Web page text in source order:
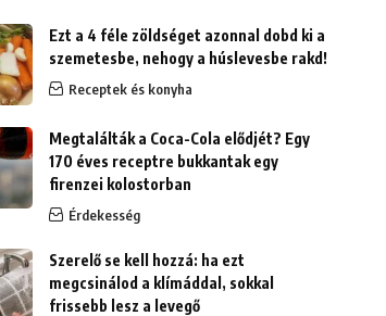
Ezt a 4 féle zöldséget azonnal dobd ki a
szemetesbe, nehogy a húslevesbe rakd!
Receptek és konyha
Megtalálták a Coca-Cola elődjét? Egy
170 éves receptre bukkantak egy
firenzei kolostorban
Érdekesség
Szerelő se kell hozzá: ha ezt
megcsinálod a klímáddal, sokkal
frissebb lesz a levegő